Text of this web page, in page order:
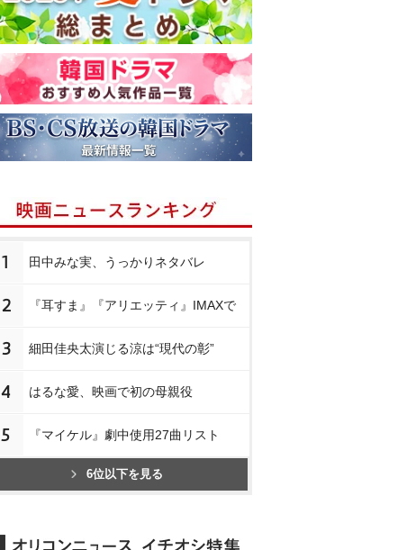
1 田中みな実、うっかりネタバレ
2 『耳すま』『アリエッティ』IMAXで
3 細田佳央太演じる涼は“現代の彰”
4 はるな愛、映画で初の母親役
5 『マイケル』劇中使用27曲リスト
6位以下を見る